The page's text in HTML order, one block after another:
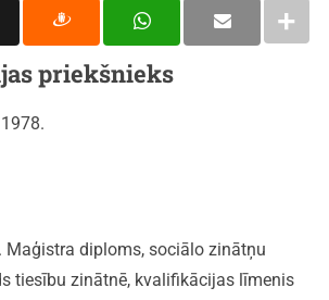
priekšnieks
1978.
Maģistra diploms, sociālo zinātņu
tiesību zinātnē, kvalifikācijas līmenis